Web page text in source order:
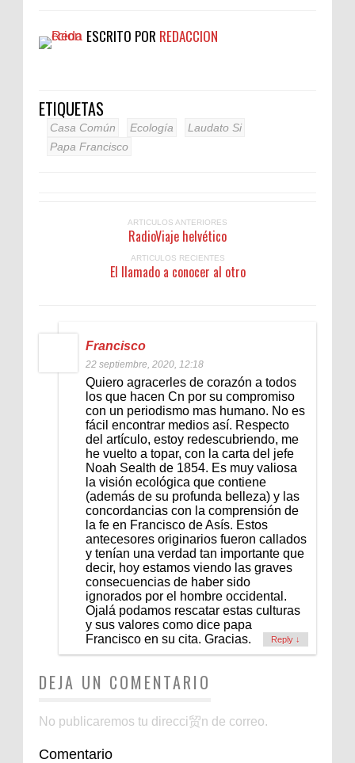
ESCRITO POR REDACCION
ETIQUETAS
Casa Común Ecología
Laudato Si
Papa Francisco
ARTICULOS ANTERIORES
RadioViaje helvético
ARTICULOS RECIENTES
El llamado a conocer al otro
Francisco
22 septiembre, 2020, 12:18
Quiero agracerles de corazón a todos
los que hacen Cn por su compromiso
con un periodismo mas humano. No es
fácil encontrar medios así. Respecto
del artículo, estoy redescubriendo, me
he vuelto a topar, con la carta del jefe
Noah Sealth de 1854. Es muy valiosa
la visión ecológica que contiene
(además de su profunda belleza) y las
concordancias con la comprensión de
la fe en Francisco de Asís. Estos
antecesores originarios fueron callados
y tenían una verdad tan importante que
decir, hoy estamos viendo las graves
consecuencias de haber sido
ignorados por el hombre occidental.
Ojalá podamos rescatar estas culturas
y sus valores como dice papa
Francisco en su cita. Gracias.
Reply ↓
DEJA UN COMENTARIO
No publicaremos tu direcci贸n de correo.
Comentario